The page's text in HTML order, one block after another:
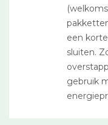
een
sluiten.
gebruik